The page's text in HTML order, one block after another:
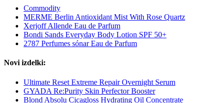
Commodity
MERME Berlin Antioxidant Mist With Rose Quartz
Xerjoff Allende Eau de Parfum
Bondi Sands Everyday Body Lotion SPF 50+
2787 Perfumes sónar Eau de Parfum
Novi izdelki:
Ultimate Reset Extreme Repair Overnight Serum
GYADA Re:Purity Skin Perfector Booster
Blond Absolu Cicagloss Hydrating Oil Concentrate